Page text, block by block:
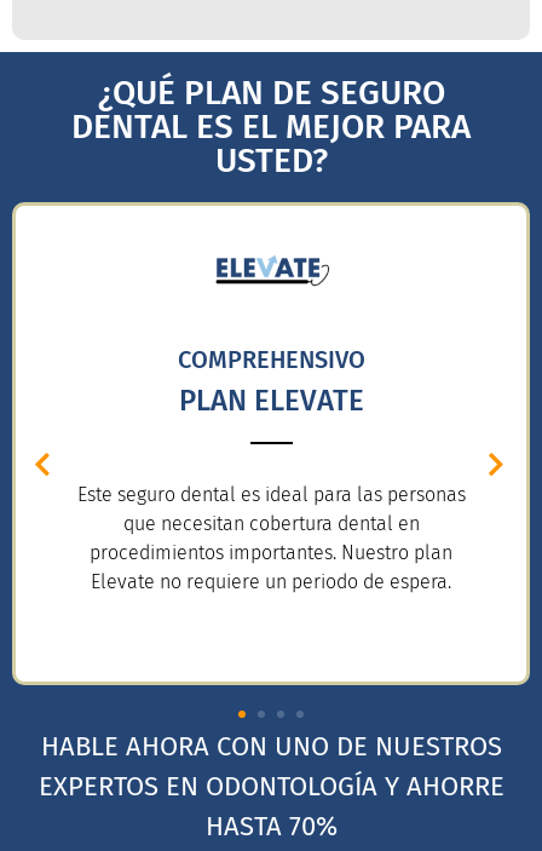
¿QUÉ PLAN DE SEGURO
DENTAL ES EL MEJOR PARA
USTED?
COMPREHENSIVO
PLAN ELEVATE
Este seguro dental es ideal para las personas
que necesitan cobertura dental en
procedimientos importantes. Nuestro plan
Elevate no requiere un periodo de espera.
HABLE AHORA CON UNO DE NUESTROS
EXPERTOS EN ODONTOLOGÍA Y AHORRE
HASTA 70%